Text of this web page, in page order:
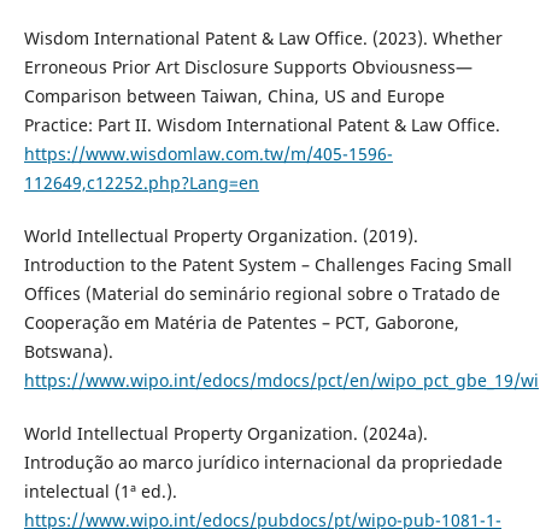
Wisdom International Patent & Law Office. (2023). Whether
Erroneous Prior Art Disclosure Supports Obviousness—
Comparison between Taiwan, China, US and Europe
Practice: Part II. Wisdom International Patent & Law Office.
https://www.wisdomlaw.com.tw/m/405-1596-
112649,c12252.php?Lang=en
World Intellectual Property Organization. (2019).
Introduction to the Patent System – Challenges Facing Small
Offices (Material do seminário regional sobre o Tratado de
Cooperação em Matéria de Patentes – PCT, Gaborone,
Botswana).
https://www.wipo.int/edocs/mdocs/pct/en/wipo_pct_gbe_19/
World Intellectual Property Organization. (2024a).
Introdução ao marco jurídico internacional da propriedade
intelectual (1ª ed.).
https://www.wipo.int/edocs/pubdocs/pt/wipo-pub-1081-1-